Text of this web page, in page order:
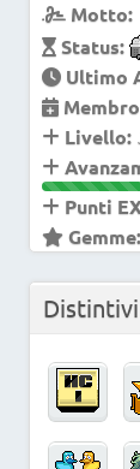
Motto:
Status:
Ultimo
Livello:
Punti
Gemme:
Distintivi